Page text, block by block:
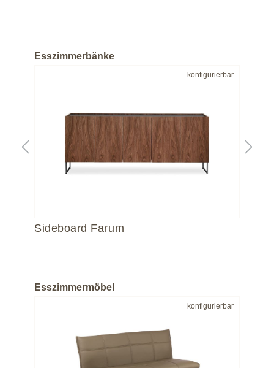
Esszimmerbänke
konfigurierbar
Sideboard Farum
Esszimmermöbel
konfigurierbar